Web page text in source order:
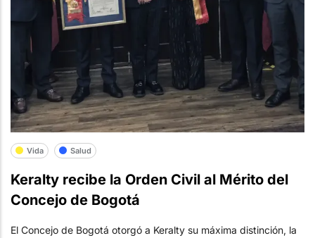
Vida Salud
Keralty recibe la Orden Civil al Mérito del
Concejo de Bogotá
El Concejo de Bogotá otorgó a Keralty su máxima distinción, la